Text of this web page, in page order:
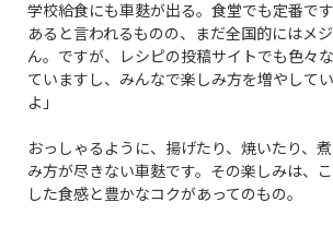
学校給食にも車麩が出る。食堂でも定番で
あると言われるものの、まだ全国的にはメ
ん。ですが、レシピの投稿サイトでも色々
ていますし、みんなで楽しみ方を増やして
よ」
おっしゃるように、揚げたり、焼いたり、
み方が尽きない車麩です。その楽しみは、
した食感と豊かなコクがあってのもの。